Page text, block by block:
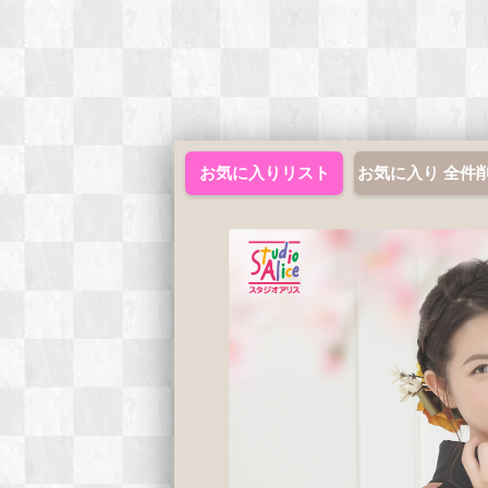
お気に入りリスト お気に入り 全件